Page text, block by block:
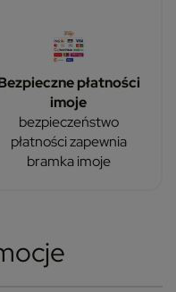
płatności
imoje
bezpieczeństwo
płatności zapewnia
bramka imoje